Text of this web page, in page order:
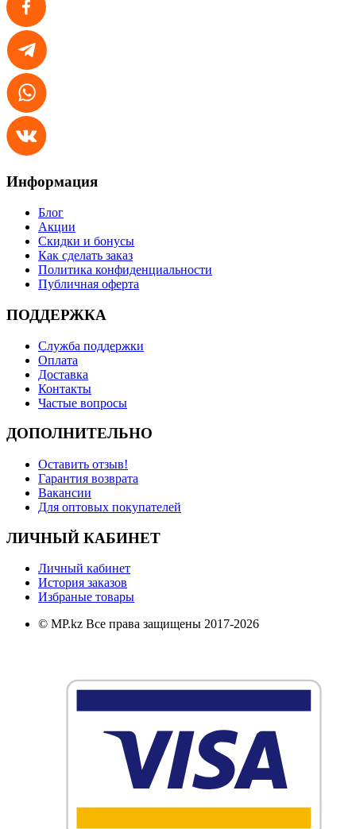
Информация
Блог
Акции
Скидки и бонусы
Как сделать заказ
Политика конфиденциальности
Публичная оферта
ПОДДЕРЖКА
Служба поддержки
Оплата
Доставка
Контакты
Частые вопросы
ДОПОЛНИТЕЛЬНО
Оставить отзыв!
Гарантия возврата
Вакансии
Для оптовых покупателей
ЛИЧНЫЙ КАБИНЕТ
Личный кабинет
История заказов
Избраные товары
© MP.kz Все права защищены 2017-2026